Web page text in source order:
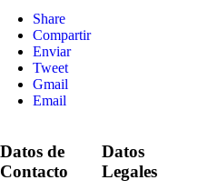
Share
Compartir
Enviar
Tweet
Gmail
Email
Datos de
Contacto
Datos
Legales